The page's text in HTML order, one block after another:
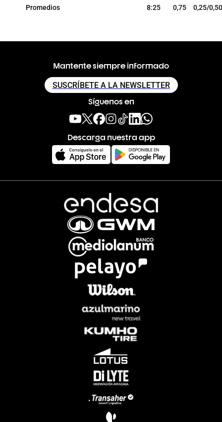
Promedios 8:25 0,75 0,25/
Mantente siempre informado
SUSCRÍBETE A LA NEWSLETTER
Síguenos en
Descarga nuestra app